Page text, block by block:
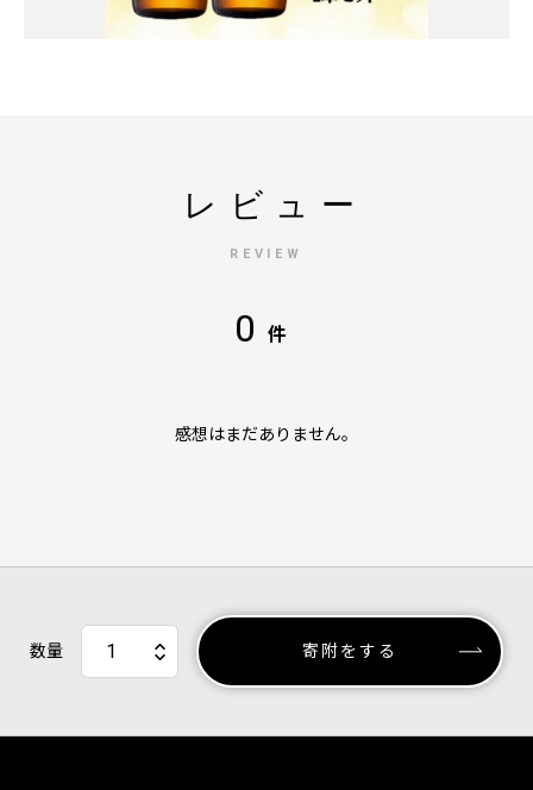
レビュー
REVIEW
0 件
感想はまだありません。
数量 寄附をする